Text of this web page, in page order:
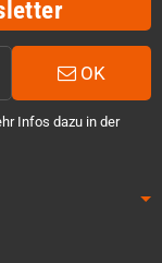
OK
Infos dazu in der